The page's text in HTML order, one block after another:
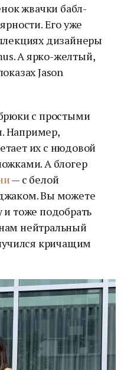
жвачки бабл-
Его уже
дизайнеры
А ярко-желтый,
Jason
с простыми
Например,
их с нюдовой
А блогер
— с белой
Вы можете
и тоже подобрать
нейтральный
кричащим